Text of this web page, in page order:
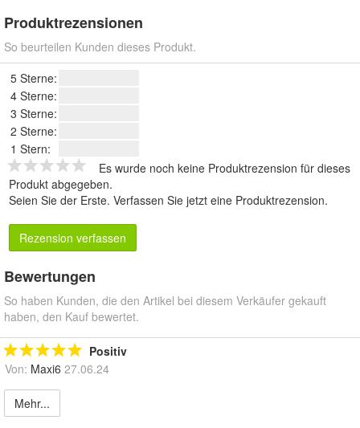
Produktrezensionen
So beurteilen Kunden dieses Produkt.
5 Sterne:
4 Sterne:
3 Sterne:
2 Sterne:
1 Stern:
Es wurde noch keine Produktrezension für dieses
Produkt abgegeben.
Seien Sie der Erste. Verfassen Sie jetzt eine Produktrezension.
Rezension verfassen
Bewertungen
So haben Kunden, die den Artikel bei diesem Verkäufer gekauft
haben, den Kauf bewertet.
Positiv
Von: Maxi6 27.06.24
Mehr...